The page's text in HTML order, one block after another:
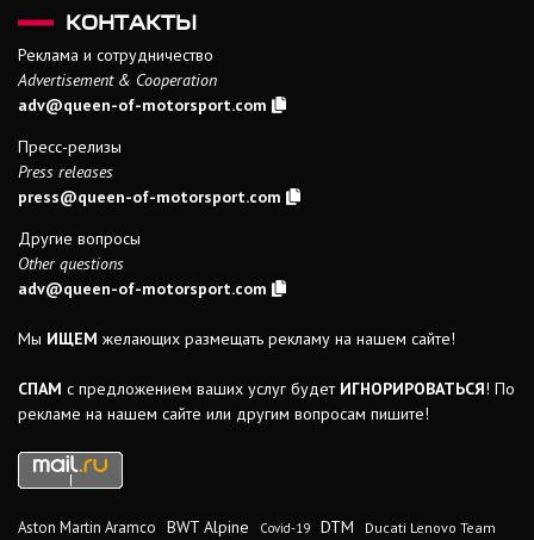
КОНТАКТЫ
Реклама и сотрудничество
Advertisement & Cooperation
adv@queen-of-motorsport.com
Пресс-релизы
Press releases
press@queen-of-motorsport.com
Другие вопросы
Other questions
adv@queen-of-motorsport.com
Мы ИЩЕМ желающих размещать рекламу на нашем сайте!
СПАМ с предложением ваших услуг будет ИГНОРИРОВАТЬСЯ! По
рекламе на нашем сайте или другим вопросам пишите!
Aston Martin Aramco BWT Alpine Covid-19 DTM Ducati Lenovo Team